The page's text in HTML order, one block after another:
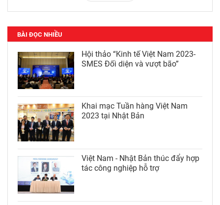
BÀI ĐỌC NHIỀU
Hội thảo “Kinh tế Việt Nam 2023-
SMES Đối diện và vượt bão”
Khai mạc Tuần hàng Việt Nam
2023 tại Nhật Bản
Việt Nam - Nhật Bản thúc đẩy hợp
tác công nghiệp hỗ trợ